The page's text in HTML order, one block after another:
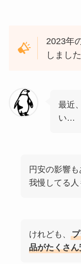
2023年
しました
最近、
い…
円安の影響
我慢してる
けれども、
品がたくさ